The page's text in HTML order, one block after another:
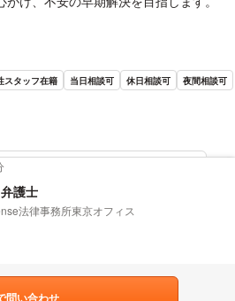
スタッフ在籍 当日相談可 休日相談可
夜間相談可
士の詳細情報を見る
弁護士
法律事務所東京オフィス
問い合わせ